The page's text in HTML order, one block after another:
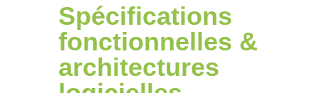
Spécifications
fonctionnelles &
architectures